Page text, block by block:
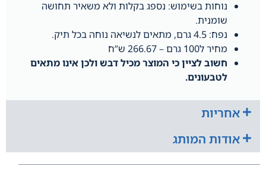
נוחות בשימוש: נספג בקלות ולא משאיר תחושה
שומנית.
נפח: 4.5 גרם, מתאים לנשיאה נוחה בכל תיק.
מחיר ל100 גרם – 266.67 ש”ח
חשוב לציין כי המוצר מכיל דבש ולכן אינו מתאים
לטבעונים.
אחריות
אודות המותג